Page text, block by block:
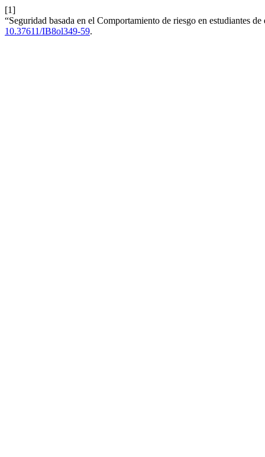
[1]
“Seguridad basada en el Comportamiento de riesgo en estudiantes
10.37611/IB8ol349-59.